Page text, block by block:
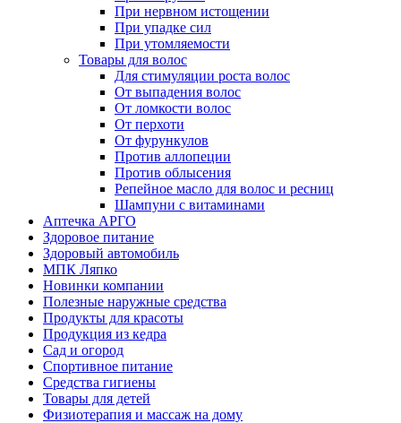
При нервном истощении
При упадке сил
При утомляемости
Товары для волос
Для стимуляции роста волос
От выпадения волос
От ломкости волос
От перхоти
От фурункулов
Против аллопеции
Против облысения
Репейное масло для волос и ресниц
Шампуни с витаминами
Аптечка АРГО
Здоровое питание
Здоровый автомобиль
МПК Ляпко
Новинки компании
Полезные наружные средства
Продукты для красоты
Продукция из кедра
Сад и огород
Спортивное питание
Средства гигиены
Товары для детей
Физиотерапия и массаж на дому